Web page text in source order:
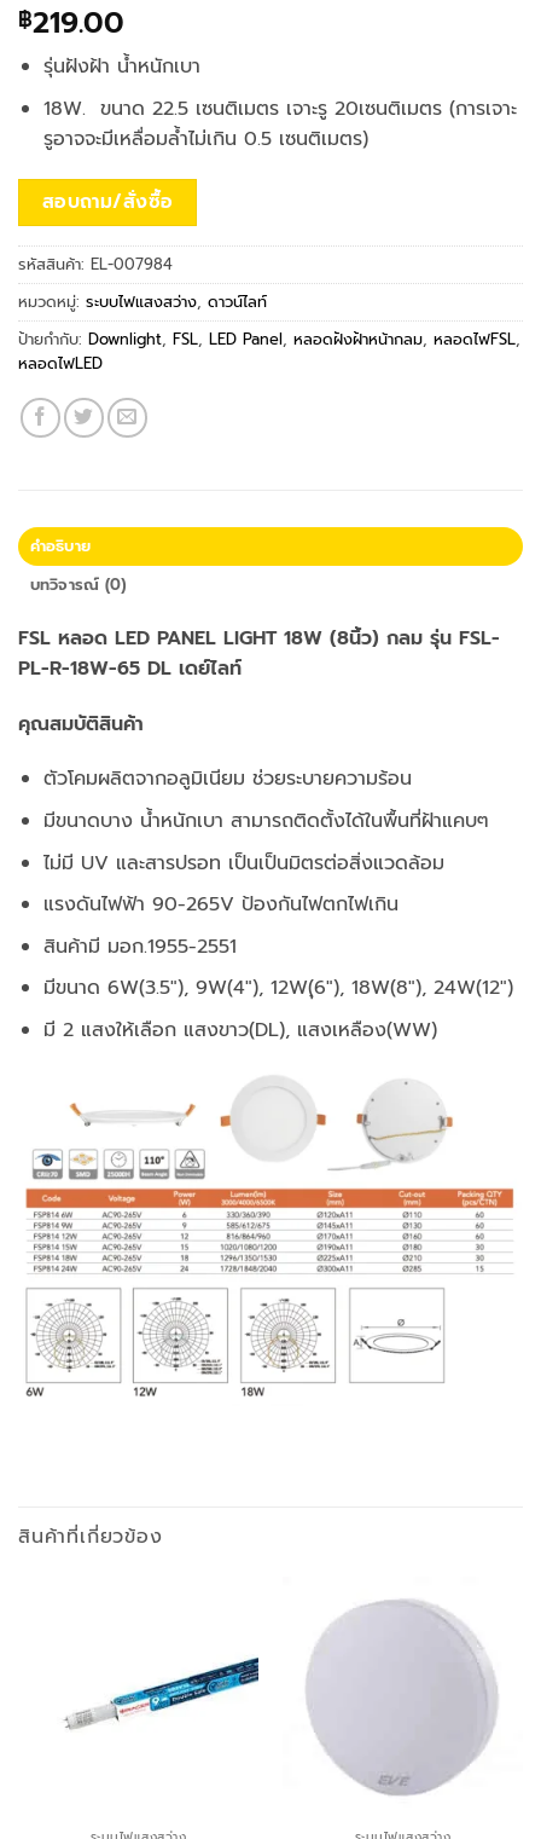
฿219.00
รุ่นฝังฝ้า น้ำหนักเบา
18W. ขนาด 22.5 เซนติเมตร เจาะรู 20เซนติเมตร (การเจาะ
รูอาจจะมีเหลื่อมล้ำไม่เกิน 0.5 เซนติเมตร)
สอบถาม/สั่งซื้อ
รหัสสินค้า: EL-007984
หมวดหมู่: ระบบไฟแสงสว่าง, ดาวน์ไลท์
ป้ายกำกับ: Downlight, FSL, LED Panel, หลอดฝังฝ้าหน้ากลม, หลอดไฟFSL,
หลอดไฟLED
คำอธิบาย
บทวิจารณ์ (0)
FSL หลอด LED PANEL LIGHT 18W (8นิ้ว) กลม รุ่น FSL-
PL-R-18W-65 DL เดย์ไลท์
คุณสมบัติสินค้า
ตัวโคมผลิตจากอลูมิเนียม ช่วยระบายความร้อน
มีขนาดบาง น้ำหนักเบา สามารถติดตั้งได้ในพื้นที่ฝ้าแคบๆ
ไม่มี UV และสารปรอท เป็นเป็นมิตรต่อสิ่งแวดล้อม
แรงดันไฟฟ้า 90-265V ป้องกันไฟตกไฟเกิน
สินค้ามี มอก.1955-2551
มีขนาด 6W(3.5″), 9W(4″), 12W(ุ6″), 18W(8″), 24W(12″)
มี 2 แสงให้เลือก แสงขาว(DL), แสงเหลือง(WW)
สินค้าที่เกี่ยวข้อง